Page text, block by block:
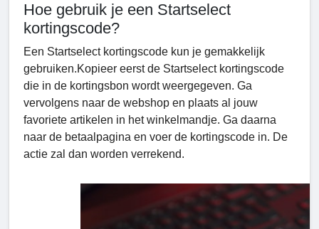
Hoe gebruik je een Startselect
kortingscode?
Een Startselect kortingscode kun je gemakkelijk
gebruiken.Kopieer eerst de Startselect kortingscode
die in de kortingsbon wordt weergegeven. Ga
vervolgens naar de webshop en plaats al jouw
favoriete artikelen in het winkelmandje. Ga daarna
naar de betaalpagina en voer de kortingscode in. De
actie zal dan worden verrekend.